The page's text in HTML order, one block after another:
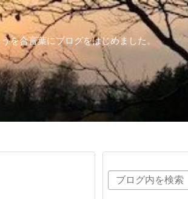
を合言葉にブログをはじめました。